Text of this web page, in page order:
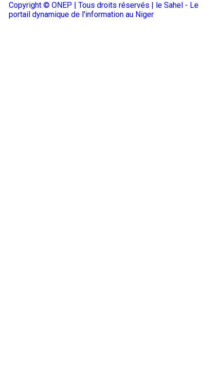
Copyright © ONEP | Tous droits réservés | le Sahel - Le
portail dynamique de l'information au Niger